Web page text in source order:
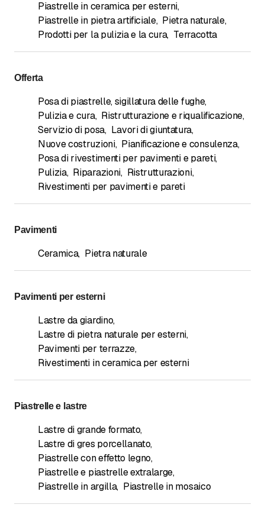
Piastrelle in ceramica per esterni,
Piastrelle in pietra artificiale, Pietra naturale,
Prodotti per la pulizia e la cura, Terracotta
Offerta
Posa di piastrelle, sigillatura delle fughe,
Pulizia e cura, Ristrutturazione e riqualificazione,
Servizio di posa, Lavori di giuntatura,
Nuove costruzioni, Pianificazione e consulenza,
Posa di rivestimenti per pavimenti e pareti,
Pulizia, Riparazioni, Ristrutturazioni,
Rivestimenti per pavimenti e pareti
Pavimenti
Ceramica, Pietra naturale
Pavimenti per esterni
Lastre da giardino,
Lastre di pietra naturale per esterni,
Pavimenti per terrazze,
Rivestimenti in ceramica per esterni
Piastrelle e lastre
Lastre di grande formato,
Lastre di gres porcellanato,
Piastrelle con effetto legno,
Piastrelle e piastrelle extralarge,
Piastrelle in argilla, Piastrelle in mosaico